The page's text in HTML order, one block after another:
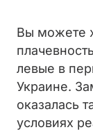
Вы можете
левые в
Украине.
оказалась
условиях